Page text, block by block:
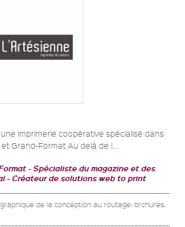
imprimerie coopérative spécialisé dans
Grand-Format Au delà de l...
Spécialiste du magazine et des
Créateur de solutions web to print
de la conception au routage: brchures,